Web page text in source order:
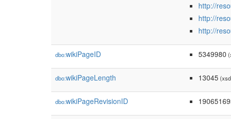
http://
http://
http://
dbo:wikiPageID 5349980
dbo:wikiPageLength 13045
dbo:wikiPageRevisionID